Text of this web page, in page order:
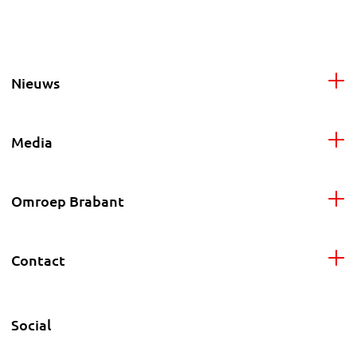
Nieuws
Media
Omroep Brabant
Contact
Social